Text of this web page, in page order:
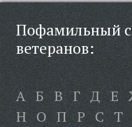
Пофамильный
ветеранов:
А Б В Г Д Е
Н О П Р С Т